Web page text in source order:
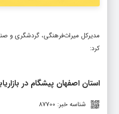
مدیرکل میراث‌فرهنگی، گردشگری و
کرد:
استان اصفهان پیشگام در
شناسه خبر: 87700